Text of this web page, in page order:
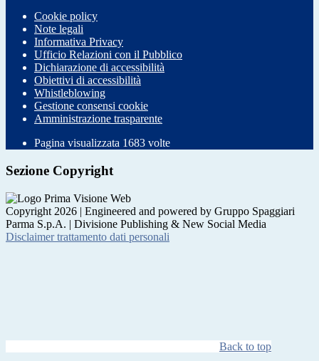
Cookie policy
Note legali
Informativa Privacy
Ufficio Relazioni con il Pubblico
Dichiarazione di accessibilità
Obiettivi di accessibilità
Whistleblowing
Gestione consensi cookie
Amministrazione trasparente
Pagina visualizzata 1683 volte
Sezione Copyright
Copyright 2026 | Engineered and powered by Gruppo Spaggiari
Parma S.p.A. | Divisione Publishing & New Social Media
Disclaimer trattamento dati personali
Back to top